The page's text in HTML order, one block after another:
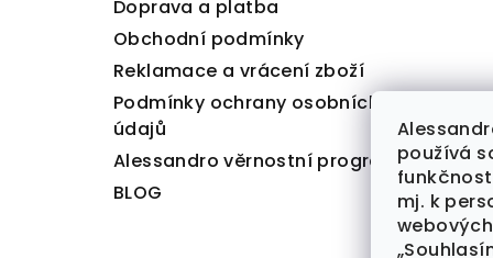
používá
mj. k
Doprava a platba
Obchodní podmínky
Reklamace a vrácení zboží
Podmínky ochrany osobních
údajů
Alessandro věrnostní program
BLOG